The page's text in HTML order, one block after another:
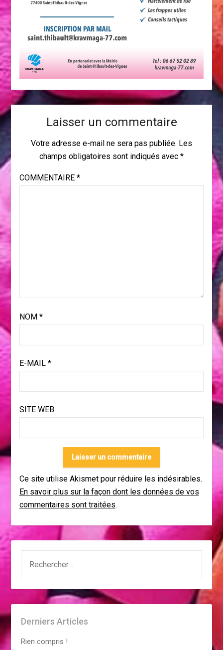
Laisser un commentaire
Votre adresse e-mail ne sera pas publiée. Les
champs obligatoires sont indiqués avec *
COMMENTAIRE *
NOM *
E-MAIL *
SITE WEB
Ce site utilise Akismet pour réduire les indésirables.
En savoir plus sur la façon dont les données de vos
commentaires sont traitées.
Derniers Articles
Rien compris !